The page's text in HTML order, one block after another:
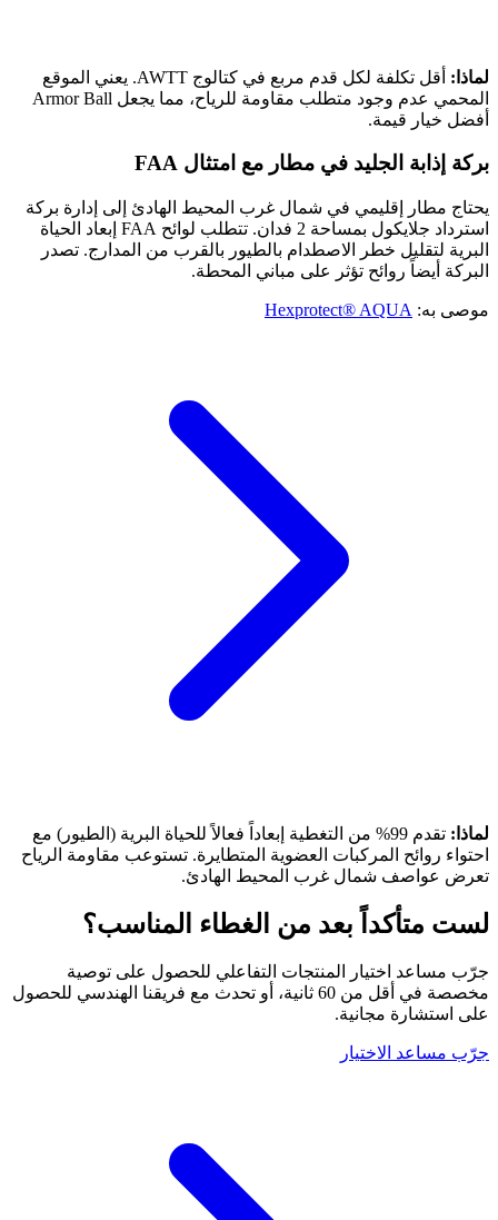
لماذا:
أقل تكلفة لكل قدم مربع في كتالوج AWTT. يعني الموقع
المحمي عدم وجود متطلب مقاومة للرياح، مما يجعل Armor Ball
أفضل خيار قيمة.
بركة إذابة الجليد في مطار مع امتثال FAA
يحتاج مطار إقليمي في شمال غرب المحيط الهادئ إلى إدارة بركة
استرداد جلايكول بمساحة 2 فدان. تتطلب لوائح FAA إبعاد الحياة
البرية لتقليل خطر الاصطدام بالطيور بالقرب من المدارج. تصدر
البركة أيضاً روائح تؤثر على مباني المحطة.
موصى به: Hexprotect® AQUA
لماذا:
تقدم 99% من التغطية إبعاداً فعالاً للحياة البرية (الطيور) مع
احتواء روائح المركبات العضوية المتطايرة. تستوعب مقاومة الرياح
تعرض عواصف شمال غرب المحيط الهادئ.
لست متأكداً بعد من الغطاء المناسب؟
جرّب مساعد اختيار المنتجات التفاعلي للحصول على توصية
مخصصة في أقل من 60 ثانية، أو تحدث مع فريقنا الهندسي للحصول
على استشارة مجانية.
جرّب مساعد الاختيار